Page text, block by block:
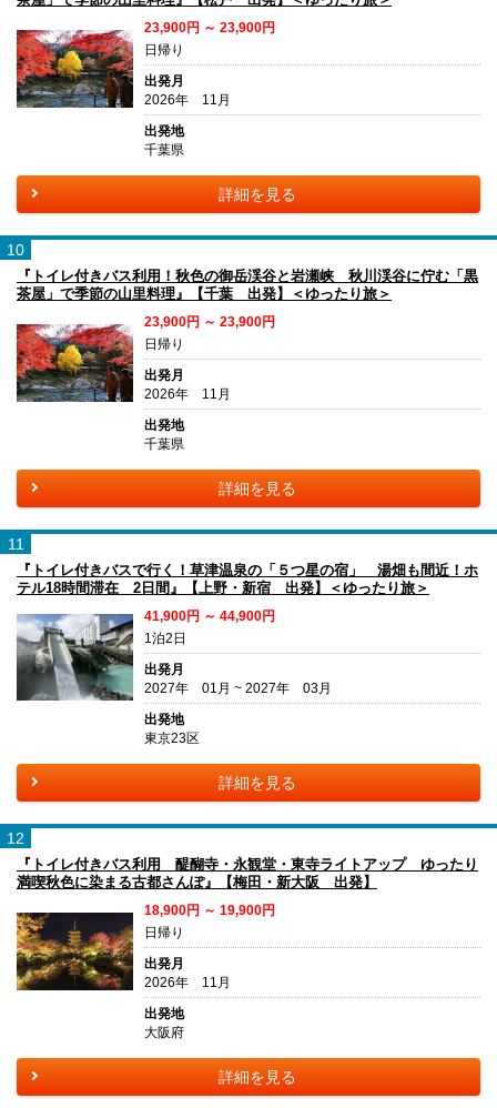
23,900円 ～ 23,900円
日帰り
出発月
2026年 11月
出発地
千葉県
詳細を見る
10
『トイレ付きバス利用！秋色の御岳渓谷と岩瀬峡 秋川渓谷に佇む「黒
茶屋」で季節の山里料理』【千葉 出発】＜ゆったり旅＞
23,900円 ～ 23,900円
日帰り
出発月
2026年 11月
出発地
千葉県
詳細を見る
11
『トイレ付きバスで行く！草津温泉の「５つ星の宿」 湯畑も間近！ホ
テル18時間滞在 2日間』【上野・新宿 出発】＜ゆったり旅＞
41,900円 ～ 44,900円
1泊2日
出発月
2027年 01月 ~ 2027年 03月
出発地
東京23区
詳細を見る
12
『トイレ付きバス利用 醍醐寺・永観堂・東寺ライトアップ ゆったり
満喫秋色に染まる古都さんぽ』【梅田・新大阪 出発】
18,900円 ～ 19,900円
日帰り
出発月
2026年 11月
出発地
大阪府
詳細を見る